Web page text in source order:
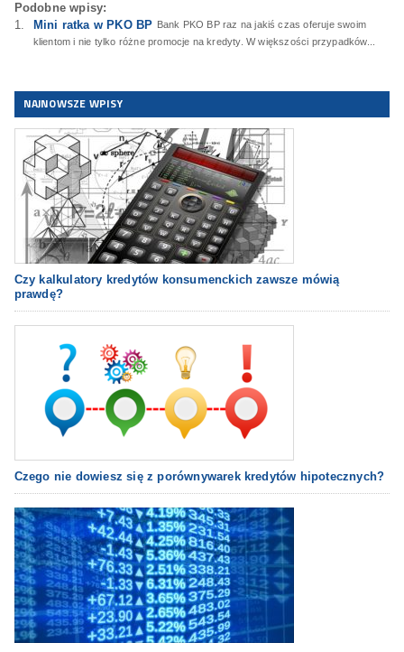
Podobne wpisy:
Mini ratka w PKO BP Bank PKO BP raz na jakiś czas oferuje swoim
klientom i nie tylko różne promocje na kredyty. W większości przypadków...
NAJNOWSZE WPISY
Czy kalkulatory kredytów konsumenckich zawsze mówią
prawdę?
Czego nie dowiesz się z porównywarek kredytów hipotecznych?